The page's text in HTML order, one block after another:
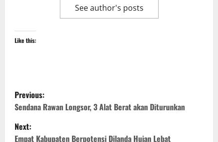
See author's posts
Like this:
P
o
s
Previous:
Sendana Rawan Longsor, 3 Alat Berat akan Diturunkan
Next:
Empat Kabupaten Berpotensi Dilanda Hujan Lebat